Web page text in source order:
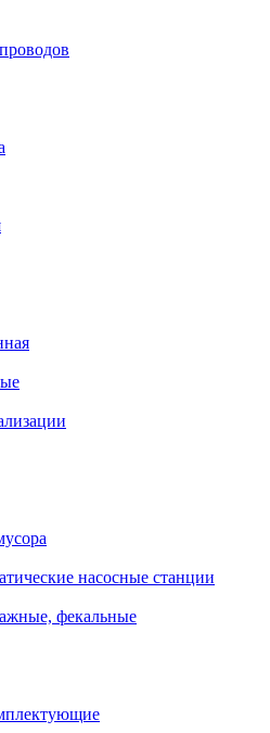
насосные станции
фекальные